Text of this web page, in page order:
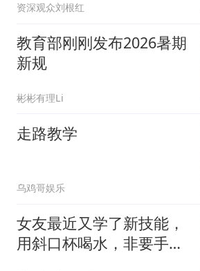
资深观众刘根红
教育部刚刚发布2026暑期
新规
彬彬有理Li
走路教学
乌鸡哥娱乐
女友最近又学了新技能，
用斜口杯喝水，非要手把